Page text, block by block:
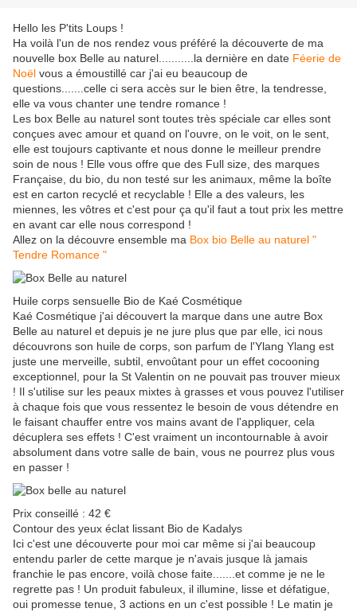
Hello les P'tits Loups !
Ha voilà l'un de nos rendez vous préféré la découverte de ma
nouvelle box Belle au naturel...........la dernière en date Féerie de
Noël vous a émoustillé car j'ai eu beaucoup de
questions.......celle ci sera accès sur le bien être, la tendresse,
elle va vous chanter une tendre romance !
Les box Belle au naturel sont toutes très spéciale car elles sont
conçues avec amour et quand on l'ouvre, on le voit, on le sent,
elle est toujours captivante et nous donne le meilleur prendre
soin de nous ! Elle vous offre que des Full size, des marques
Française, du bio, du non testé sur les animaux, même la boîte
est en carton recyclé et recyclable ! Elle a des valeurs, les
miennes, les vôtres et c'est pour ça qu'il faut a tout prix les mettre
en avant car elle nous correspond !
Allez on la découvre ensemble ma Box bio Belle au naturel "
Tendre Romance "
Huile corps sensuelle Bio de Kaé Cosmétique
Kaé Cosmétique j'ai découvert la marque dans une autre Box
Belle au naturel et depuis je ne jure plus que par elle, ici nous
découvrons son huile de corps, son parfum de l'Ylang Ylang est
juste une merveille, subtil, envoûtant pour un effet cocooning
exceptionnel, pour la St Valentin on ne pouvait pas trouver mieux
! Il s'utilise sur les peaux mixtes à grasses et vous pouvez l'utiliser
à chaque fois que vous ressentez le besoin de vous détendre en
le faisant chauffer entre vos mains avant de l'appliquer, cela
décuplera ses effets ! C'est vraiment un incontournable à avoir
absolument dans votre salle de bain, vous ne pourrez plus vous
en passer !
Prix conseillé : 42 €
Contour des yeux éclat lissant Bio de Kadalys
Ici c'est une découverte pour moi car même si j'ai beaucoup
entendu parler de cette marque je n'avais jusque là jamais
franchie le pas encore, voilà chose faite.......et comme je ne le
regrette pas ! Un produit fabuleux, il illumine, lisse et défatigue,
oui promesse tenue, 3 actions en un c'est possible ! Le matin je